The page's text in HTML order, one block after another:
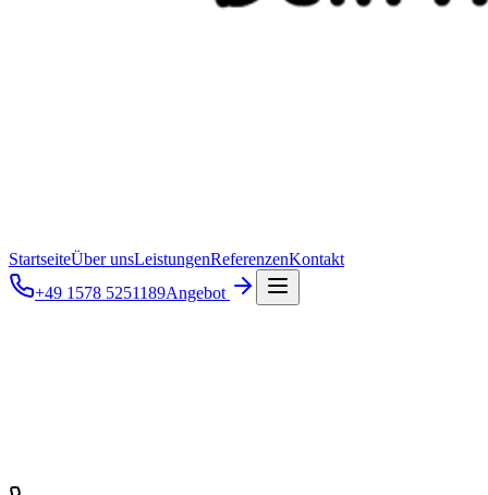
StartseiteÜber unsLeistungenReferenzenKontakt
+49 1578 5251189Angebot